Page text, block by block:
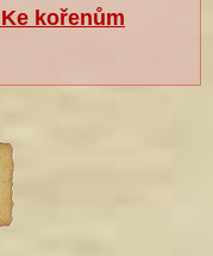
kořenům